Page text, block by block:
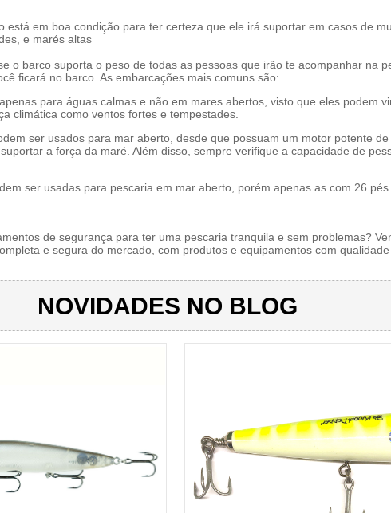
está em boa condição para ter certeza que ele irá suportar em casos de
e marés altas
o barco suporta o peso de todas as pessoas que irão te acompanhar na
ficará no barco. As embarcações mais comuns são:
para águas calmas e não em mares abertos, visto que eles podem
climática como ventos fortes e tempestades.
ser usados para mar aberto, desde que possuam um motor potente
a força da maré. Além disso, sempre verifique a capacidade de
ser usadas para pescaria em mar aberto, porém apenas as com 26 pés
de segurança para ter uma pescaria tranquila e sem problemas?
e segura do mercado, com produtos e equipamentos com
NOVIDADES NO BLOG